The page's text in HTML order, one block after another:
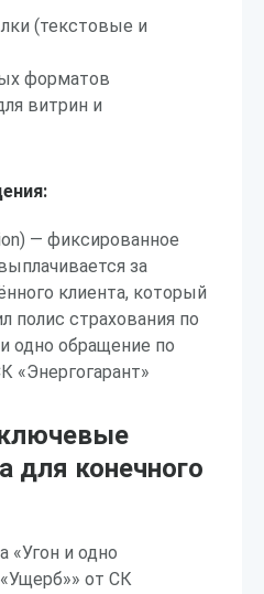
(текстовые и
форматов
витрин и
— фиксированное
за
клиента, который
полис страхования по
одно обращение по
«Энергогарант»
для конечного
«Угон и одно
от СК